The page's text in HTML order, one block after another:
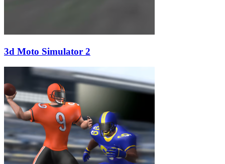
3d Moto Simulator 2